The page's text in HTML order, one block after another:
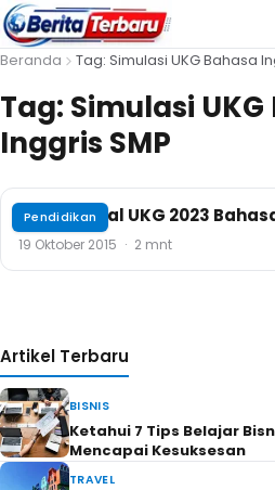
Beranda Tag: Simulasi UKG Bahasa
Tag: Simulasi
Inggris SMP
Pendidikan
Contoh Soal UKG 2023
19 Oktober 2015 · 2 mnt
Artikel Terbaru
BISNIS
Ketahui 7 Tips Belajar
Mencapai Kesuksesan
TRAVEL